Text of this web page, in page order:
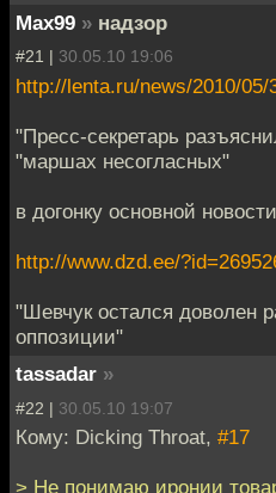
Max99 » надзор
#21 | 30.05.10 19:06
http://lenta.ru/news/2010/05/
"Пресс-секретарь
"маршах несогласных"
в догонку основной
http://www.dzd.ee/
"Шевчук остался доволен
оппозиции"
tassadar »
#22 | 30.05.10 19:07
Кому: Dicking Throat, #17
> Не понимаю иронии